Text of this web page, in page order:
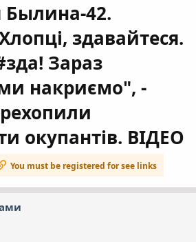
Былина-42.
здавайтеся.
Зараз
накриємо", -
окупантів. ВIДЕО
You must be registered for see links